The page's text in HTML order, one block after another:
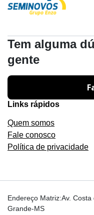
Tem alguma
gente
Links rápidos
Quem somos
Fale conosco
Política de privacidade
Endereço Matriz:Av.
Grande-MS